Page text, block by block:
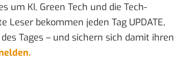
um KI, Green Tech und die Tech-
bekommen jeden Tag UPDATE,
Tages – und sichern sich damit ihren